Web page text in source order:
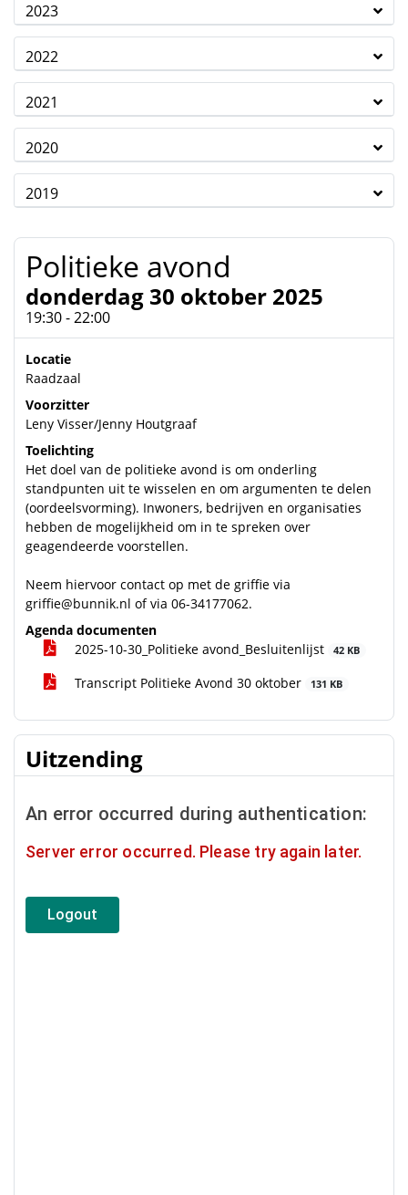
2023
2022
2021
2020
2019
Politieke avond
donderdag 30 oktober 2025
19:30 - 22:00
Locatie
Raadzaal
Voorzitter
Leny Visser/Jenny Houtgraaf
Toelichting
Het doel van de politieke avond is om onderling
standpunten uit te wisselen en om argumenten te delen
(oordeelsvorming). Inwoners, bedrijven en organisaties
hebben de mogelijkheid om in te spreken over
geagendeerde voorstellen.
Neem hiervoor contact op met de griffie via
griffie@bunnik.nl of via 06-34177062.
Agenda documenten
2025-10-30_Politieke avond_Besluitenlijst
42 KB
Transcript Politieke Avond 30 oktober 131 KB
Uitzending